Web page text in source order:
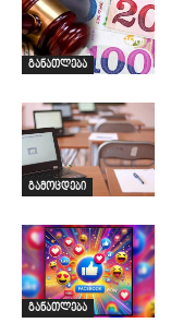
განათლება
გამოცდები
განათლება